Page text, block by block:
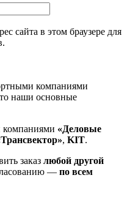
сайта в этом браузере для
компаниями
наши основные
компаниями «Деловые
, KIT.
заказ любой другой
— по всем